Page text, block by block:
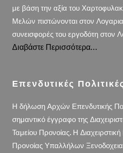
με βάση την αξία του
Μελών πιστώνονται στον
συνεισφορές του εργοδότη στον
Διαβάστε Περισσότερα…
Επενδυτικές
Η δήλωση Αρχών Επενδυτικής
σημαντικό έγγραφο της
Ταμείου Προνοίας. Η
Προνοίας Υπαλλήλων